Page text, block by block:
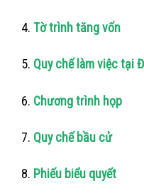
4. Tờ trình tăng vốn
5. Quy chế làm việc tại
6. Chương trình họp
7. Quy chế bầu cử
8. Phiếu biểu quyết